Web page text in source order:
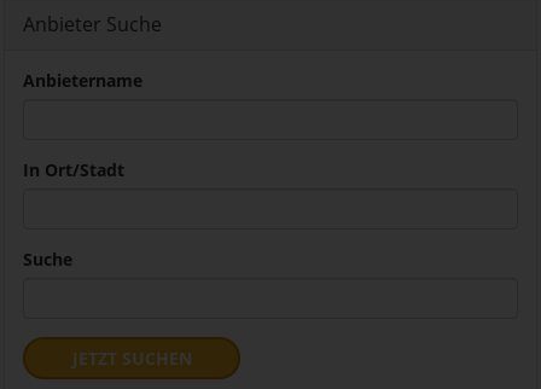
Anbieter Suche
Anbietername
In Ort/Stadt
Suche
JETZT SUCHEN